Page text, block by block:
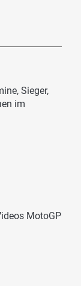
Sieger,
im
MotoGP